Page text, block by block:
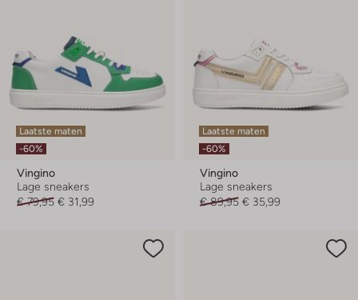
Laatste maten
-60%
Vingino
Lage sneakers
€ 79,95 € 31,99
Laatste maten
-60%
Vingino
Lage sneakers
€ 89,95 € 35,99